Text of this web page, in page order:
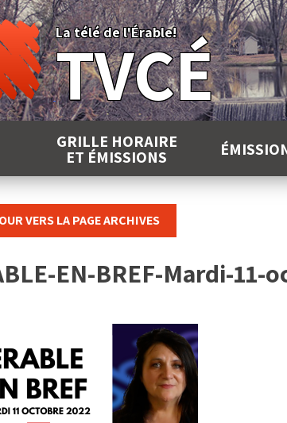
La télé de l'Érable!
TVCÉ
GRILLE HORAIRE
ET ÉMISSIONS
VERS LA PAGE ARCHIVES
EN-BREF-Mardi-11-